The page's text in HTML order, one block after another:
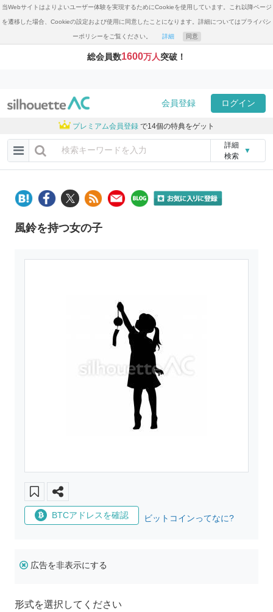
当Webサイトはよりよいユーザー体験を実現するためにCookieを使用しています。これ以降ページ
を遷移した場合、Cookieの設定および使用に同意したことになります。詳細についてはプライバシ
ーポリシーをご覧ください。 詳細 同意
総会員数1600万人突破！
会員登録 ログイン
プレミアム会員登録 で14個の特典をゲット
詳細
検索
▼
風鈴を持つ女の子
BTCアドレスを確認 ビットコインってなに?
広告を非表示にする
形式を選択してください